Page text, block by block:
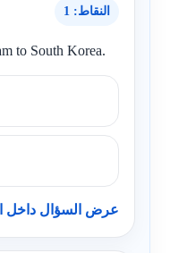
النقاط: 1
to South Korea.
عرض السؤال داخل